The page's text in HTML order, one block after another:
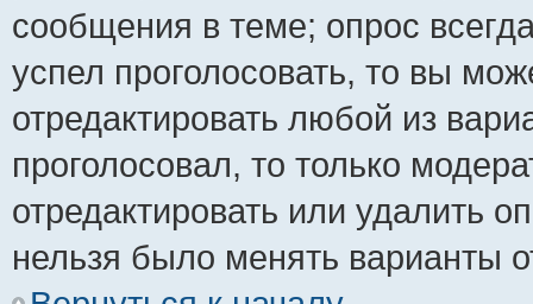
сообщения в теме; опрос
успел проголосовать, то вы
отредактировать любой из
проголосовал, то только
отредактировать или удалить
нельзя было менять варианты